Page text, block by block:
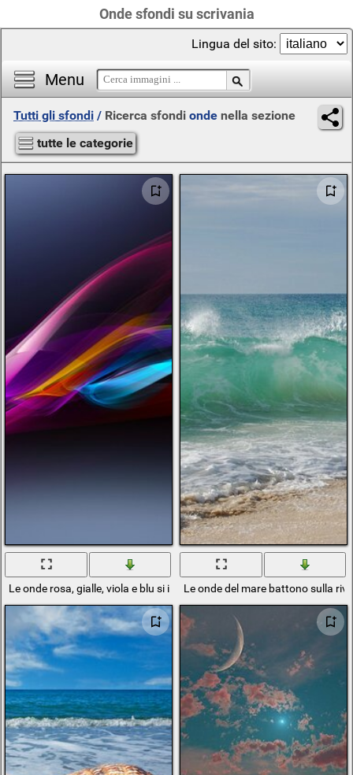
Onde sfondi su scrivania
Menu
Lingua del sito:
Tutti gli sfondi / Ricerca sfondi onde nella sezione
tutte le categorie
Le onde rosa, gialle, viola e blu si intrecciano magnificamente nella foto
Le onde del mare battono sulla